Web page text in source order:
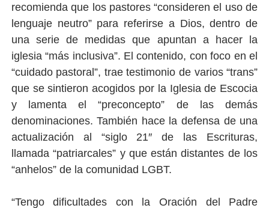
recomienda que los pastores “consideren el uso de
lenguaje neutro” para referirse a Dios, dentro de
una serie de medidas que apuntan a hacer la
iglesia “más inclusiva”. El contenido, con foco en el
“cuidado pastoral”, trae testimonio de varios “trans”
que se sintieron acogidos por la Iglesia de Escocia
y lamenta el “preconcepto” de las demás
denominaciones. También hace la defensa de una
actualización al “siglo 21″ de las Escrituras,
llamada “patriarcales” y que están distantes de los
“anhelos” de la comunidad LGBT.
“Tengo dificultades con la Oración del Padre